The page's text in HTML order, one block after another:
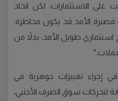
على الاستثمارات، لكن اتخاذ
قصيرة الأمد قد يكون مخاطرة.
طويل الأمد، بدلاً من
إجراء تغييرات جوهرية في
لتحركات سوق الصرف الأجنبي،